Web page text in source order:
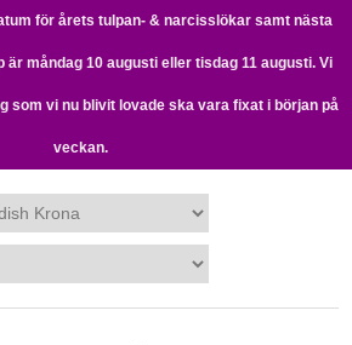
för årets tulpan- & narcisslökar samt nästa
måndag 10 augusti eller tisdag 11 augusti. Vi
som vi nu blivit lovade ska vara fixat i början på
veckan.